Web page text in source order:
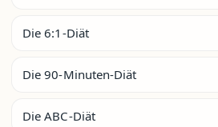
Die 6:1-Diät
Die 90-Minuten-Diät
Die ABC-Diät